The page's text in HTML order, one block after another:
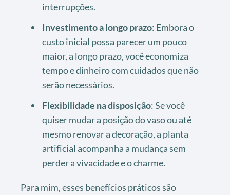
interrupções.
Investimento a longo prazo: Embora o
custo inicial possa parecer um pouco
maior, a longo prazo, você economiza
tempo e dinheiro com cuidados que não
serão necessários.
Flexibilidade na disposição: Se você
quiser mudar a posição do vaso ou até
mesmo renovar a decoração, a planta
artificial acompanha a mudança sem
perder a vivacidade e o charme.
Para mim, esses benefícios práticos são